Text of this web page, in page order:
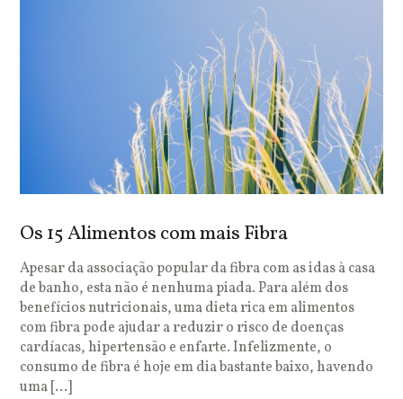
Os 15 Alimentos com mais Fibra
Apesar da associação popular da fibra com as idas à casa
de banho, esta não é nenhuma piada. Para além dos
benefícios nutricionais, uma dieta rica em alimentos
com fibra pode ajudar a reduzir o risco de doenças
cardíacas, hipertensão e enfarte. Infelizmente, o
consumo de fibra é hoje em dia bastante baixo, havendo
uma […]